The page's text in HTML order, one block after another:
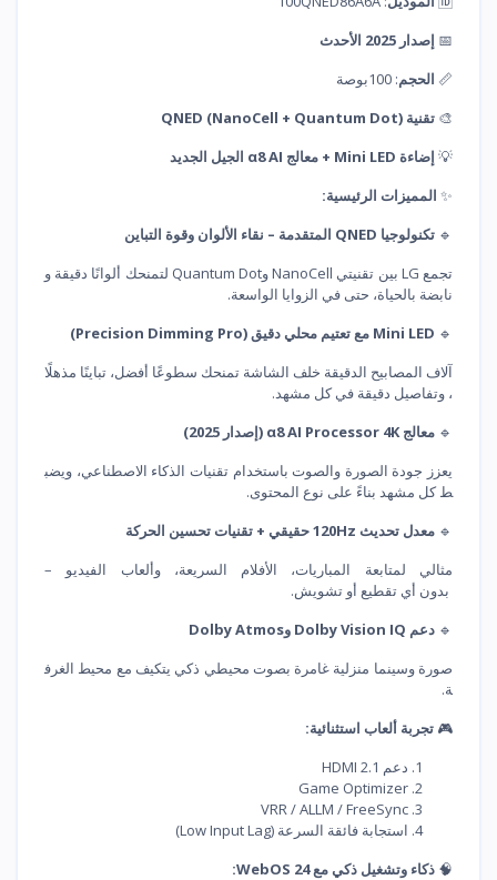
📅 إصدار 2025 الأحدث
📏 الحجم: 100بوصة
🎨 تقنية QNED (NanoCell + Quantum Dot)
💡 إضاءة Mini LED + معالج α8 AI الجيل الجديد
✨ المميزات الرئيسية:
🔹 تكنولوجيا QNED المتقدمة – نقاء الألوان وقوة التباين
تجمع LG بين تقنيتي NanoCell وQuantum Dot لتمنحك ألوانًا دقيقة و
نابضة بالحياة، حتى في الزوايا الواسعة.
🔹 Mini LED مع تعتيم محلي دقيق (Precision Dimming Pro)
آلاف المصابيح الدقيقة خلف الشاشة تمنحك سطوعًا أفضل، تباينًا مذهلًا
، وتفاصيل دقيقة في كل مشهد.
🔹 معالج α8 AI Processor 4K (إصدار 2025)
يعزز جودة الصورة والصوت باستخدام تقنيات الذكاء الاصطناعي، ويضب
ط كل مشهد بناءً على نوع المحتوى.
🔹 معدل تحديث 120Hz حقيقي + تقنيات تحسين الحركة
مثالي لمتابعة المباريات، الأفلام السريعة، وألعاب الفيديو –
بدون أي تقطيع أو تشويش.
🔹 دعم Dolby Vision IQ وDolby Atmos
صورة وسينما منزلية غامرة بصوت محيطي ذكي يتكيف مع محيط الغرف
ة.
🎮 تجربة ألعاب استثنائية:
دعم HDMI 2.1
Game Optimizer
VRR / ALLM / FreeSync
استجابة فائقة السرعة (Low Input Lag)
🧠 ذكاء وتشغيل ذكي مع WebOS 24: